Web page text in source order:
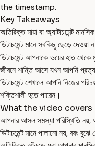
the timestamp.
Key Takeaways
অতিরিক্ত মায়া বা অ্যাটাচমেন্ট
ডিটাচমেন্ট মানে সবকিছু ছেড়ে
ডিটাচমেন্ট আপনাকে ভয়ের হাত
জীবনে শান্তি আসে যখন আপনি
ডিটাচমেন্ট শেখালে আপনি নিজের
শক্তিশালী হতে পারেন।
What the video covers
আপনার আসল সমস্যা পরিস্থিতি নয়,
ডিটাচমেন্ট মানে পালানো নয়, বরং